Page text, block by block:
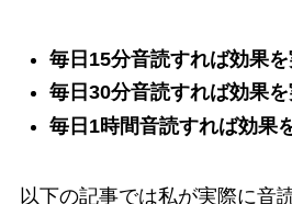
毎日15分音読すれば効果
毎日30分音読すれば効果
毎日1時間音読すれば効果
以下の記事では私が実際に音